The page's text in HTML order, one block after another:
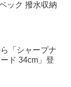
ック 撥水収納
「シャープナ
ド 34cm」登